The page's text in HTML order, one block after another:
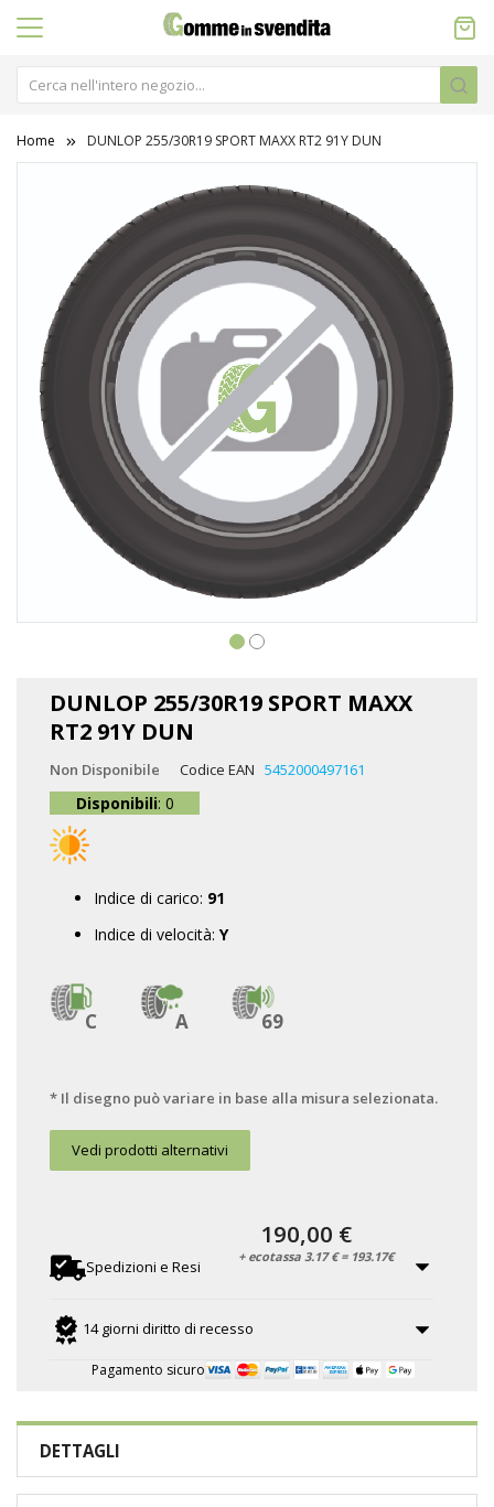
Home DUNLOP 255/30R19 SPORT MAXX RT2 91Y DUN
DUNLOP 255/30R19 SPORT MAXX
RT2 91Y DUN
Non Disponibile Codice EAN 5452000497161
Disponibili: 0
Indice di carico: 91
Indice di velocità: Y
C A 69
* Il disegno può variare in base alla misura selezionata.
Vedi prodotti alternativi
Spedizioni e Resi
14 giorni diritto di recesso
Pagamento sicuro
190,00 €
+ ecotassa 3.17 € = 193.17€
immagini
galleria
immagini
DETTAGLI